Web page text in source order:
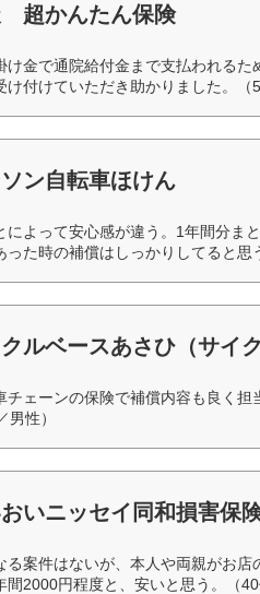
超かんたん保険
け金で通院給付金まで支払われる
け付けていただき助かりました。（
ン自転車ほけん
によって安心感が違う。1年間分ま
った時の補償はしっかりしてると思
ルベースあさひ（サイ
チェーンの保険で補償内容も良く
男性）
いニッセイ同和損害保
る案件はないが、本人や両親がお
間2000円程度と、安いと思う。（40